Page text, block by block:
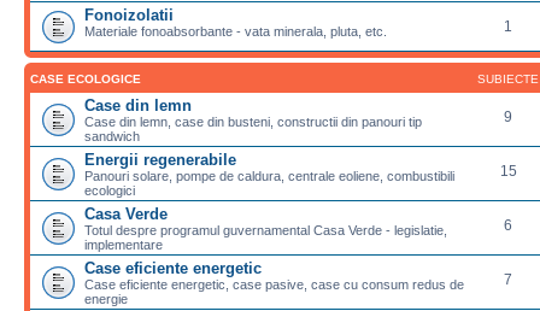
Fonoizolatii
Materiale fonoabsorbante - vata minerala, pluta, etc. 1
CASE ECOLOGICE SUBIECTE
Case din lemn
Case din lemn, case din busteni, constructii din panouri tip
sandwich
9
Energii regenerabile
Panouri solare, pompe de caldura, centrale eoliene, combustibili
ecologici
15
Casa Verde
Totul despre programul guvernamental Casa Verde - legislatie,
implementare
6
Case eficiente energetic
Case eficiente energetic, case pasive, case cu consum redus de
energie
7